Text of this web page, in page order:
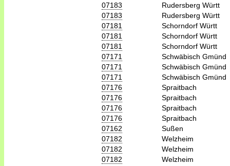
07183
Rudersberg Württ
07183
Rudersberg Württ
07181
Schorndorf Württ
07181
Schorndorf Württ
07181
Schorndorf Württ
07171
Schwäbisch Gmünd
07171
Schwäbisch Gmünd
07171
Schwäbisch Gmünd
07176
Spraitbach
07176
Spraitbach
07176
Spraitbach
07176
Spraitbach
07162
Sußen
07182
Welzheim
07182
Welzheim
07182
Welzheim